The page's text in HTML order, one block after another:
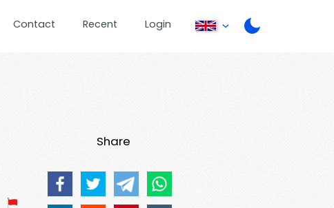
Contact Recent Login
Share